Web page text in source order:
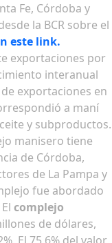
Fe, Córdoba y
la BCR sobre el
este link.
exportaciones por
interanual
exportaciones en
a maní
y subproductos.
manisero tiene
de Córdoba,
de La Pampa y
fue abordado
complejo
de dólares,